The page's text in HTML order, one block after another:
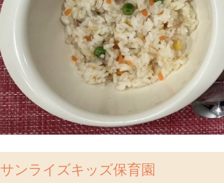
サンライズキッズ保育園